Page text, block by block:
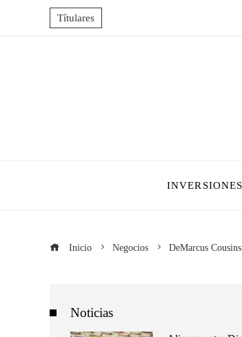
Títulares
Inicio Negocios DeMarcus
Noticias